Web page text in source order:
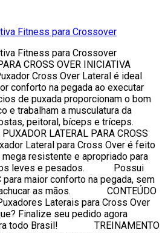
Fitness para Crossover
Fitness para Crossover
CROSS OVER INICIATIVA
Cross Over Lateral é ideal
conforto na pegada ao executar
de puxada proporcionam o bom
e trabalham a musculatura da
peitoral, bíceps e tríceps.
LATERAL PARA CROSS
para Cross Over é feito
resistente e apropriado para
leves e pesados. Possui
para maior conforto na pegada, sem
as mãos. CONTEÚDO
Laterais para Cross Over
Finalize seu pedido agora
todo Brasil! TREINAMENTO